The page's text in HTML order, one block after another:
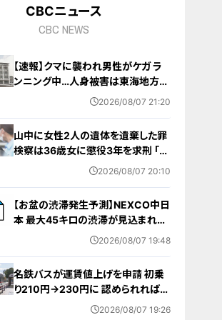
CBCニュース
CBC NEWS
【速報】クマに襲われ男性がケガ ラ
ンニング中…人身被害は東海地方で
今シーズン初めて 岐阜県高山市
2026/08/07 21:20
山中に女性2人の遺体を遺棄した罪
検察は36歳女に懲役3年を求刑 ｢遺
棄時に近くに居続けたこと自体が重
2026/08/07 20:10
【お盆の渋滞発生予測】NEXCO中日
本 最大45キロの渋滞が見込まれる
区間も… 中央道・東名・新東名・東名
2026/08/07 19:48
名鉄バスが運賃値上げを申請 初乗
り210円→230円に 認められれば
12月から全路線で平均1割程度の値
2026/08/07 19:26